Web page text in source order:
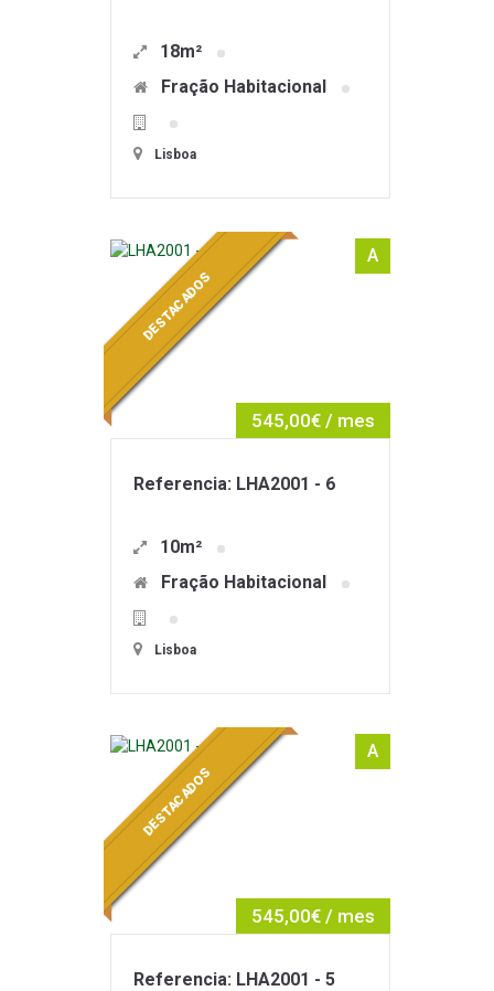
18m²
Fração Habitacional
Lisboa
A
545,00€ / mes
DESTACADOS
Referencia: LHA2001 - 6
10m²
Fração Habitacional
Lisboa
A
545,00€ / mes
DESTACADOS
Referencia: LHA2001 - 5